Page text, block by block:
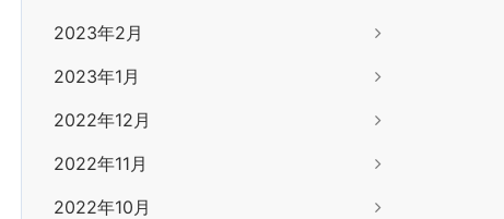
2023年2月
2023年1月
2022年12月
2022年11月
2022年10月